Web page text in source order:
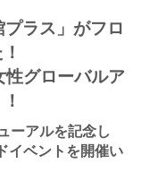
ラス」がフロ
グローバルア
ーアルを記念し
イベントを開催い